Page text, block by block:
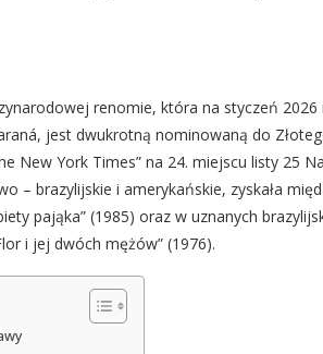
renomie, która na styczeń
jest dwukrotną nominowaną do
New York Times” na 24. miejscu listy 25
– brazylijskie i amerykańskie, zyskała
pająka” (1985) oraz w uznanych
i jej dwóch mężów” (1976).